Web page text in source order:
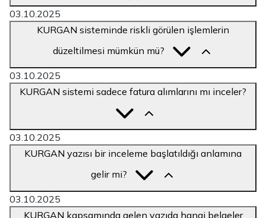
03.10.2025
KURGAN sisteminde riskli görülen işlemlerin
düzeltilmesi mümkün mü?
03.10.2025
KURGAN sistemi sadece fatura alımlarını mı inceler?
03.10.2025
KURGAN yazısı bir inceleme başlatıldığı anlamına
gelir mi?
03.10.2025
KURGAN kapsamında gelen yazıda hangi belgeler